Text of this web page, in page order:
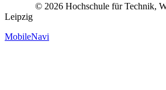
© 2026 Hochschule für Technik,
Leipzig
MobileNavi